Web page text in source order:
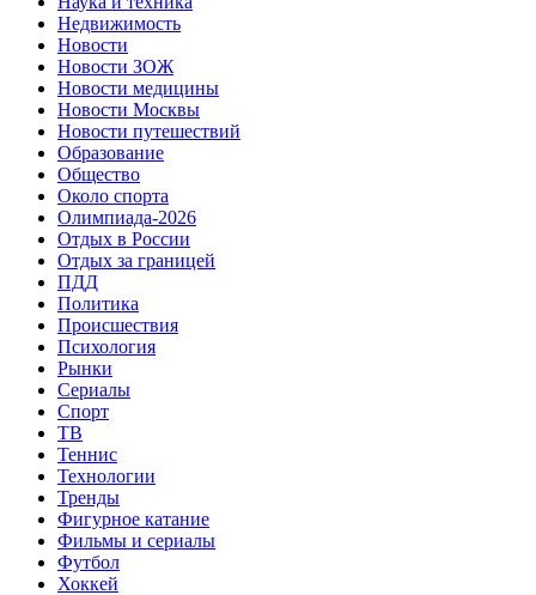
Недвижимость
Новости
Новости ЗОЖ
Новости медицины
Новости Москвы
Новости путешествий
Образование
Общество
Около спорта
Олимпиада-2026
Отдых в России
Отдых за границей
ПДД
Политика
Происшествия
Психология
Рынки
Сериалы
Спорт
ТВ
Теннис
Технологии
Тренды
Фигурное катание
Фильмы и сериалы
Футбол
Хоккей